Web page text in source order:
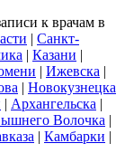
к врачам в
| Санкт-
| Казани |
| Ижевска |
| Новокузнецка
| Архангельска |
Волочка |
| Камбарки |